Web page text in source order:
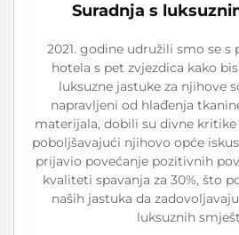
Suradnja s
2021. godine udružili smo se
hotela s pet zvjezdica kako
luksuzne jastuke za njihove
napravljeni od hlađenja
materijala, dobili su divne
poboljšavajući njihovo opće
prijavio povećanje pozitivnih
kvaliteti spavanja za 30%, što
naših jastuka da
luksuznih